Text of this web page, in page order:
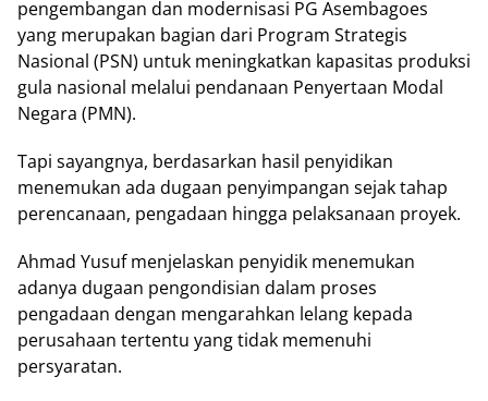
pengembangan dan modernisasi PG Asembagoes
yang merupakan bagian dari Program Strategis
Nasional (PSN) untuk meningkatkan kapasitas produksi
gula nasional melalui pendanaan Penyertaan Modal
Negara (PMN).
Tapi sayangnya, berdasarkan hasil penyidikan
menemukan ada dugaan penyimpangan sejak tahap
perencanaan, pengadaan hingga pelaksanaan proyek.
Ahmad Yusuf menjelaskan penyidik menemukan
adanya dugaan pengondisian dalam proses
pengadaan dengan mengarahkan lelang kepada
perusahaan tertentu yang tidak memenuhi
persyaratan.